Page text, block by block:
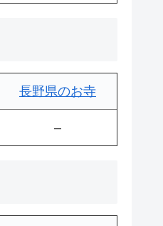
長野県のお寺
–